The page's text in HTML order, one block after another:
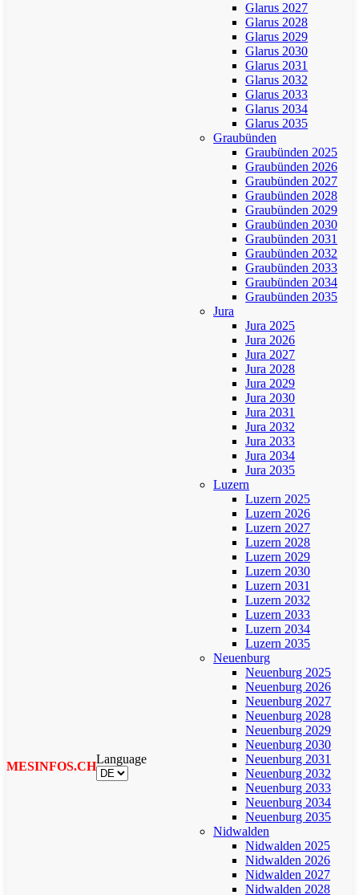
MESINFOS.CH
Language
Glarus 2027
Glarus 2028
Glarus 2029
Glarus 2030
Glarus 2031
Glarus 2032
Glarus 2033
Glarus 2034
Glarus 2035
Graubünden
Graubünden 2025
Graubünden 2026
Graubünden 2027
Graubünden 2028
Graubünden 2029
Graubünden 2030
Graubünden 2031
Graubünden 2032
Graubünden 2033
Graubünden 2034
Graubünden 2035
Jura
Jura 2025
Jura 2026
Jura 2027
Jura 2028
Jura 2029
Jura 2030
Jura 2031
Jura 2032
Jura 2033
Jura 2034
Jura 2035
Luzern
Luzern 2025
Luzern 2026
Luzern 2027
Luzern 2028
Luzern 2029
Luzern 2030
Luzern 2031
Luzern 2032
Luzern 2033
Luzern 2034
Luzern 2035
Neuenburg
Neuenburg 2025
Neuenburg 2026
Neuenburg 2027
Neuenburg 2028
Neuenburg 2029
Neuenburg 2030
Neuenburg 2031
Neuenburg 2032
Neuenburg 2033
Neuenburg 2034
Neuenburg 2035
Nidwalden
Nidwalden 2025
Nidwalden 2026
Nidwalden 2027
Nidwalden 2028